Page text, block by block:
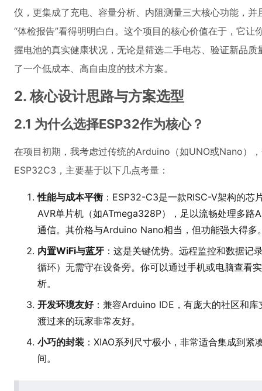
仪，更集成了充电、容量分析、内阻测量三大核心功能，
“体检报告”看得明明白白。这个项目的核心价值在于，它
握电池的真实健康状况，无论是筛选二手电芯、验证新品
了一个低成本、高自由度的技术方案。
2. 核心设计思路与方案选型
2.1 为什么选择ESP32作为核心？
在项目初期，我考虑过传统的Arduino（如UNO或Nano）
ESP32C3，主要基于以下几点考量：
性能与成本平衡 ：ESP32-C3是一款RISC-V架构的
AVR单片机（如ATmega328P），足以流畅处理多路
通信。其价格与Arduino Nano相当，但功能强大得多
内置WiFi与蓝牙 ：这是关键优势。远程监控和数据记
循环）无需守在设备旁。你可以通过手机或电脑查看
析。
开发环境友好：兼容Arduino IDE，有庞大的社区和
渡过来的玩家非常友好。
小巧的封装 ：XIAO系列尺寸极小，非常适合集成到
间。